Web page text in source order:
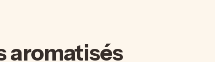
aromatisés